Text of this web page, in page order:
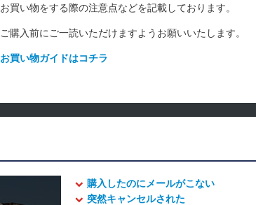
お買い物をする際の注意点などを記載しております。
ご購入前にご一読いただけますようお願いいたします。
お買い物ガイドはコチラ
購入したのにメールがこない
突然キャンセルされた